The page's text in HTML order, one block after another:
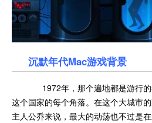
沉默年代Mac游戏背景
1972年，那个遍地都是游行的
这个国家的每个角落。在这个大城市
主人公乔来说，最大的动荡也不过是